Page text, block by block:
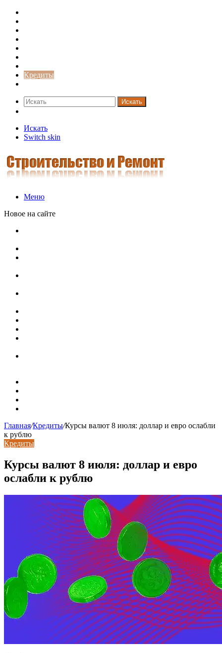
Кредиты
Искать
Искать
Switch skin
Меню
Новое на сайте
Главная/Кредиты/Курсы валют 8 июля: доллар и евро ослабли
к рублю
Кредиты
Курсы валют 8 июля: доллар и евро
ослабли к рублю